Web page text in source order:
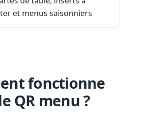
et menus saisonniers
fonctionne
QR menu ?